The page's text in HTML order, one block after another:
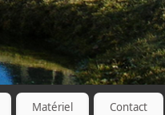
Matériel Contact